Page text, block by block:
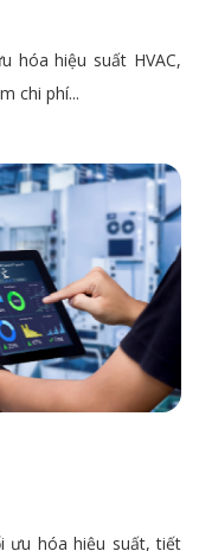
hóa hiệu suất HVAC,
chi phí...
ưu hóa hiệu suất, tiết